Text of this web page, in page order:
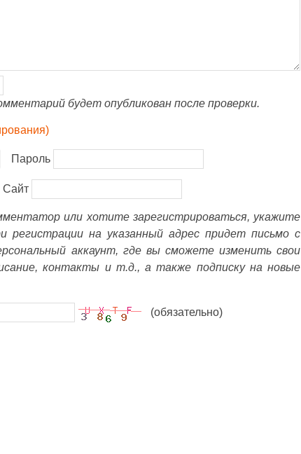
будет опубликован после проверки.
Пароль
Сайт
или хотите зарегистрироваться, укажите
регистрации на указанный адрес придет письмо с
аккаунт, где вы сможете изменить свои
контакты и т.д., а также подписку на новые
(обязательно)